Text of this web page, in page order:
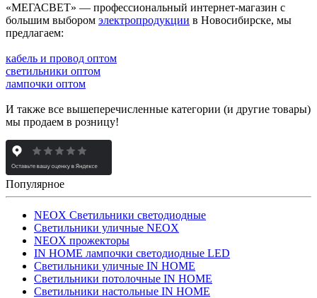
«МЕГАСВЕТ» — профессиональный интернет-магазин с
большим выбором электропродукции в Новосибирске, мы
предлагаем:
кабель и провод оптом
светильники оптом
лампочки оптом
И также все вышеперечисленные категории (и другие товары)
мы продаем в розницу!
Популярное
NEOX Светильники светодиодные
Светильники уличные NEOX
NEOX прожекторы
IN HOME лампочки светодиодные LED
Светильники уличные IN HOME
Светильники потолочные IN HOME
Светильники настольные IN HOME